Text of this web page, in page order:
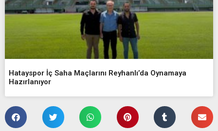
Hatayspor İç Saha Maçlarını Reyhanlı’da Oynamaya
Hazırlanıyor